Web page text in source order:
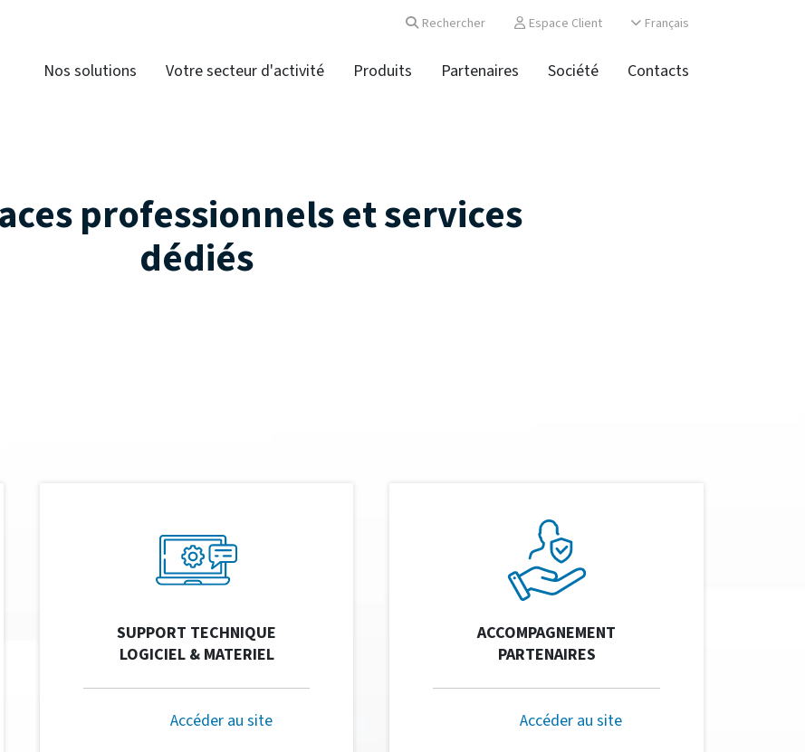
Rechercher Espace Client Français
Nos solutions Votre secteur d'activité Produits Partenaires Société Contacts
professionnels et services
dédiés
SUPPORT TECHNIQUE
LOGICIEL & MATERIEL
Accéder au site
ACCOMPAGNEMENT
PARTENAIRES
Accéder au site